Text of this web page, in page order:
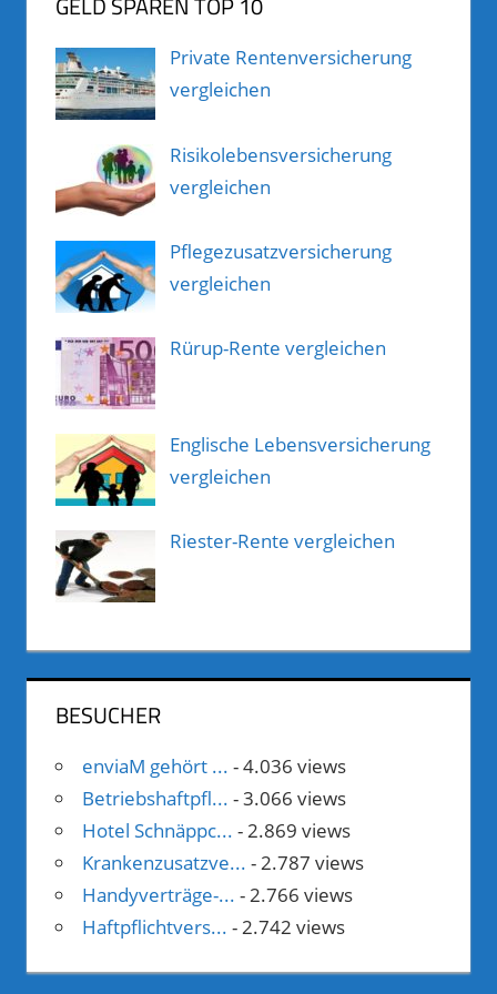
Private Rentenversicherung
vergleichen
Risikolebensversicherung
vergleichen
Pflegezusatzversicherung
vergleichen
Rürup-Rente vergleichen
Englische Lebensversicherung
vergleichen
Riester-Rente vergleichen
BESUCHER
enviaM gehört ... - 4.036 views
Betriebshaftpfl... - 3.066 views
Hotel Schnäppc... - 2.869 views
Krankenzusatzve... - 2.787 views
Handyverträge-... - 2.766 views
Haftpflichtvers... - 2.742 views